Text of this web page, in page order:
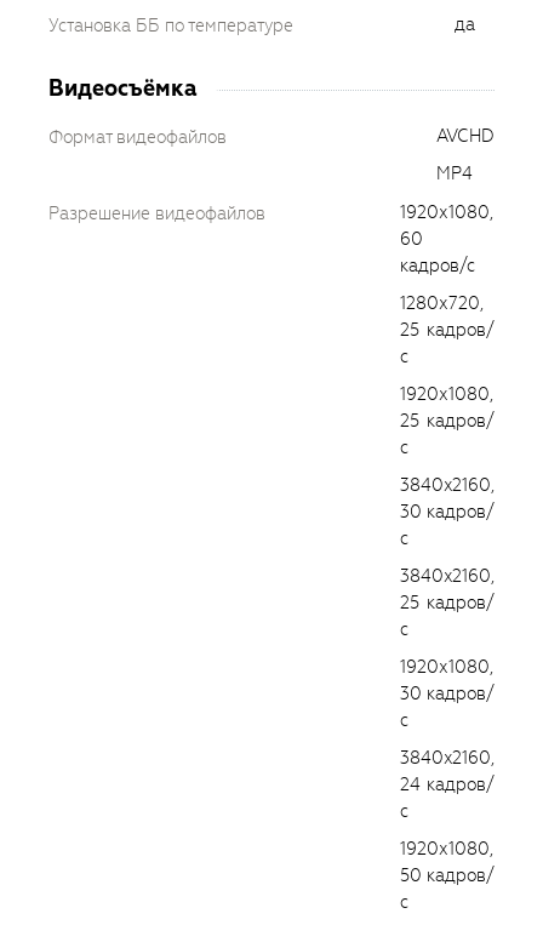
Установка ББ по температуре
да
Видеосъёмка
Формат видеофайлов
AVCHD
MP4
Разрешение видеофайлов
1920х1080,
60
кадров/с
1280х720,
25 кадров/
с
1920х1080,
25 кадров/
с
3840x2160,
30 кадров/
с
3840x2160,
25 кадров/
с
1920х1080,
30 кадров/
с
3840x2160,
24 кадров/
с
1920х1080,
50 кадров/
с